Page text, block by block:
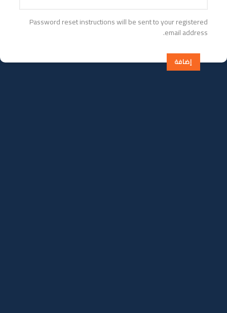
Password reset instructions will be sent to your registered
email address.